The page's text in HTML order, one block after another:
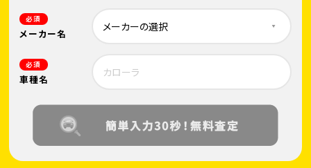
必須
メーカー名
必須
車種名